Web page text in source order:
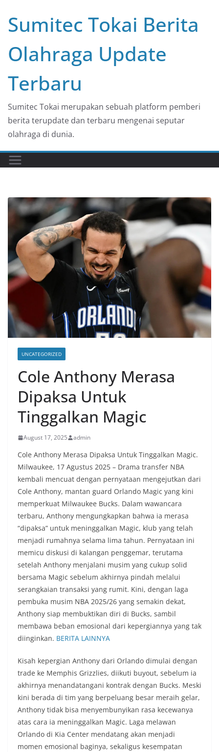
content
Sumitec Tokai Berita
Olahraga Update
Terbaru
Sumitec Tokai merupakan sebuah platform pemberi
berita terupdate dan terbaru mengenai seputar
olahraga di dunia.
UNCATEGORIZED
Cole Anthony Merasa
Dipaksa Untuk
Tinggalkan Magic
August 17, 2025 admin
Cole Anthony Merasa Dipaksa Untuk Tinggalkan Magic.
Milwaukee, 17 Agustus 2025 – Drama transfer NBA
kembali mencuat dengan pernyataan mengejutkan dari
Cole Anthony, mantan guard Orlando Magic yang kini
memperkuat Milwaukee Bucks. Dalam wawancara
terbaru, Anthony mengungkapkan bahwa ia merasa
“dipaksa” untuk meninggalkan Magic, klub yang telah
menjadi rumahnya selama lima tahun. Pernyataan ini
memicu diskusi di kalangan penggemar, terutama
setelah Anthony menjalani musim yang cukup solid
bersama Magic sebelum akhirnya pindah melalui
serangkaian transaksi yang rumit. Kini, dengan laga
pembuka musim NBA 2025/26 yang semakin dekat,
Anthony siap membuktikan diri di Bucks, sambil
membawa beban emosional dari kepergiannya yang tak
diinginkan. BERITA LAINNYA
Kisah kepergian Anthony dari Orlando dimulai dengan
trade ke Memphis Grizzlies, diikuti buyout, sebelum ia
akhirnya menandatangani kontrak dengan Bucks. Meski
kini berada di tim yang berpeluang besar meraih gelar,
Anthony tidak bisa menyembunyikan rasa kecewanya
atas cara ia meninggalkan Magic. Laga melawan
Orlando di Kia Center mendatang akan menjadi
momen emosional baginya, sekaligus kesempatan